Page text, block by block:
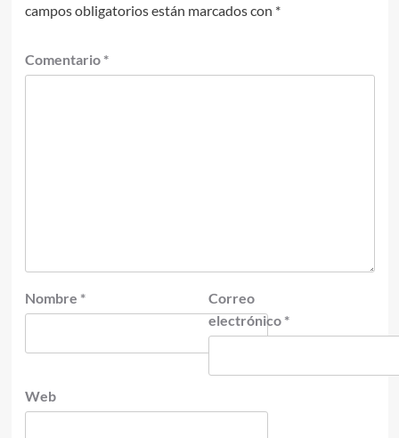
campos obligatorios están marcados con *
Comentario *
Nombre *
Correo
electrónico *
Web